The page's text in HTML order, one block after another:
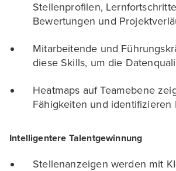
Stellenprofilen,
Bewertungen und
Mitarbeitende und
diese Skills, um die
Heatmaps auf Teamebene
Fähigkeiten und identifizieren
Intelligentere Talentgewinnung
Stellenanzeigen werden mit